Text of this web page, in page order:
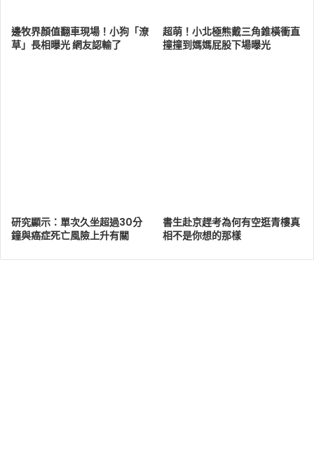
邊牧界顏值翻車現場！小狗「潦
草」長相曝光 網友認輸了
超萌！小北極熊戴三角錐橫衝直
撞撞到媽媽屁股下場曝光
研究顯示：單次久坐超過30分
鐘與癌症死亡風險上升有關
書生赴京趕考為何有空逛青樓真
相不是你想的那樣